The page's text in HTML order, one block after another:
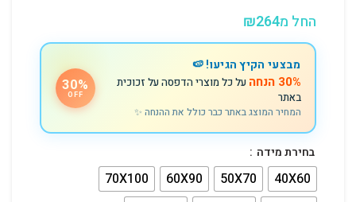
החל מ ₪264
מבצעי הקיץ הגיעו! 🍉
30% הנחה
על כל מוצרי הדפסה על זכוכית
באתר
המחיר המוצג באתר כבר כולל את ההנחה ✨
30%
OFF
בחירת מידה
40X60
50X70
60X90
70X100